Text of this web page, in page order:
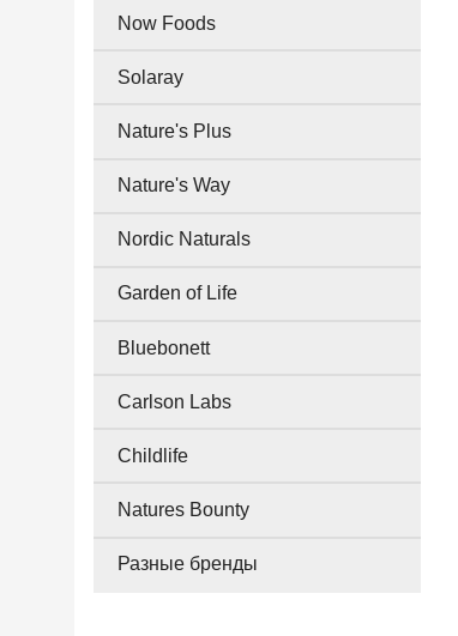
Now Foods
Solaray
Nature's Plus
Nature's Way
Nordic Naturals
Garden of Life
Bluebonett
Carlson Labs
Childlife
Natures Bounty
Разные бренды